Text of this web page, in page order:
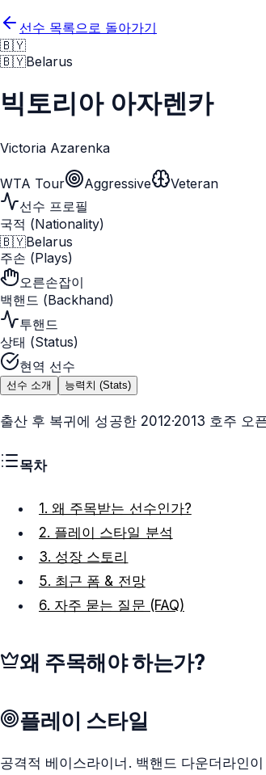
선수 목록으로 돌아가기
🇧🇾
🇧🇾Belarus
빅토리아 아자렌카
Victoria Azarenka
WTA Tour Aggressive
Veteran
선수 프로필
국적 (Nationality)
🇧🇾Belarus
주손 (Plays)
오른손잡이
백핸드 (Backhand)
투핸드
상태 (Status)
현역 선수
선수 소개 능력치 (Stats)
출산 후 복귀에 성공한 2012·2013 호주 오
목차
1. 왜 주목받는 선수인가?
2. 플레이 스타일 분석
3. 성장 스토리
5. 최근 폼 & 전망
6. 자주 묻는 질문 (FAQ)
왜 주목해야 하는가?
플레이 스타일
공격적 베이스라이너. 백핸드 다운더라인